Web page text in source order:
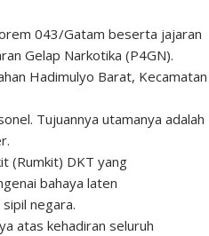
043/Gatam beserta jajaran
Gelap Narkotika (P4GN).
Hadimulyo Barat, Kecamatan
Tujuannya utamanya adalah
(Rumkit) DKT yang
bahaya laten
negara.
atas kehadiran seluruh